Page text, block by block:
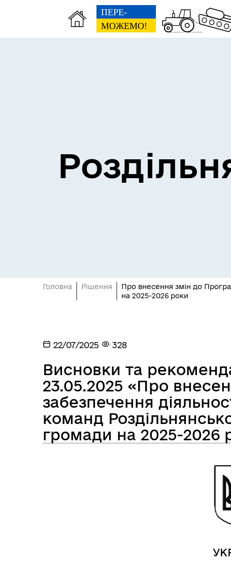
Засідання виконавчого
комітету
Головна Рішення
Про внесення змін до
на 2025-2026 роки
22/07/2025 328
Висновки та
23.05.2025 «Про
забезпечення
команд
громади на 2025-2026